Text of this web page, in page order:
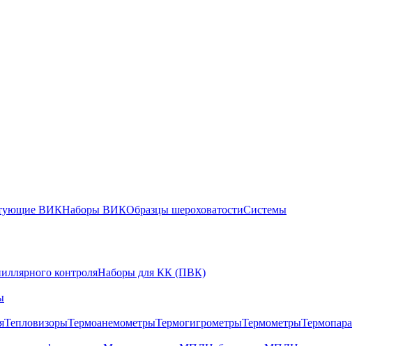
ВИКНаборы ВИКОбразцы шероховатостиСистемы
контроляНаборы для КК (ПВК)
ТепловизорыТермоанемометрыТермогигрометрыТермометрыТермопара